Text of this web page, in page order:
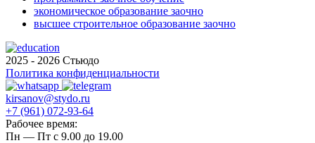
экономическое образование заочно
высшее строительное образование заочно
2025 - 2026 Стьюдо
Политика конфиденциальности
kirsanov@stydo.ru
+7 (961) 072-93-64
Рабочее время:
Пн — Пт с 9.00 до 19.00